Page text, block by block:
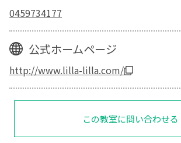
0459734177
公式ホームページ
http://www.lilla-lilla.com/
この教室に問い合わせる